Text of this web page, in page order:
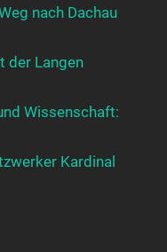
nach Dachau
der Langen
Wissenschaft:
Kardinal